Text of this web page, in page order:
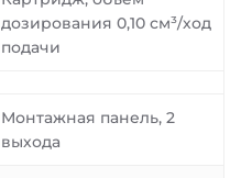
дозирования 0,10 см³/ход
подачи
Монтажная панель, 2
выхода